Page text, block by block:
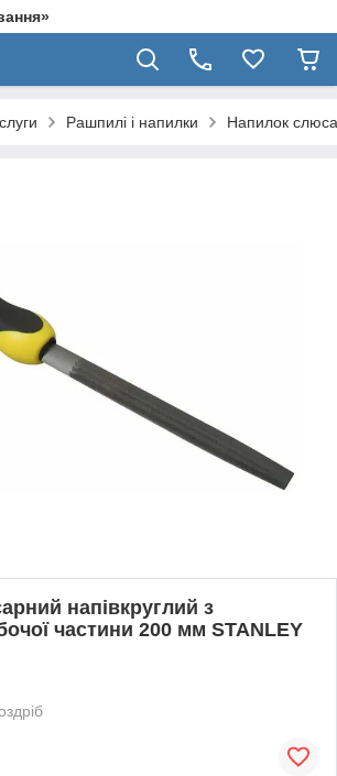
Рашпилі і напилки Напилок
напівкруглий з
частини 200 мм STANLEY